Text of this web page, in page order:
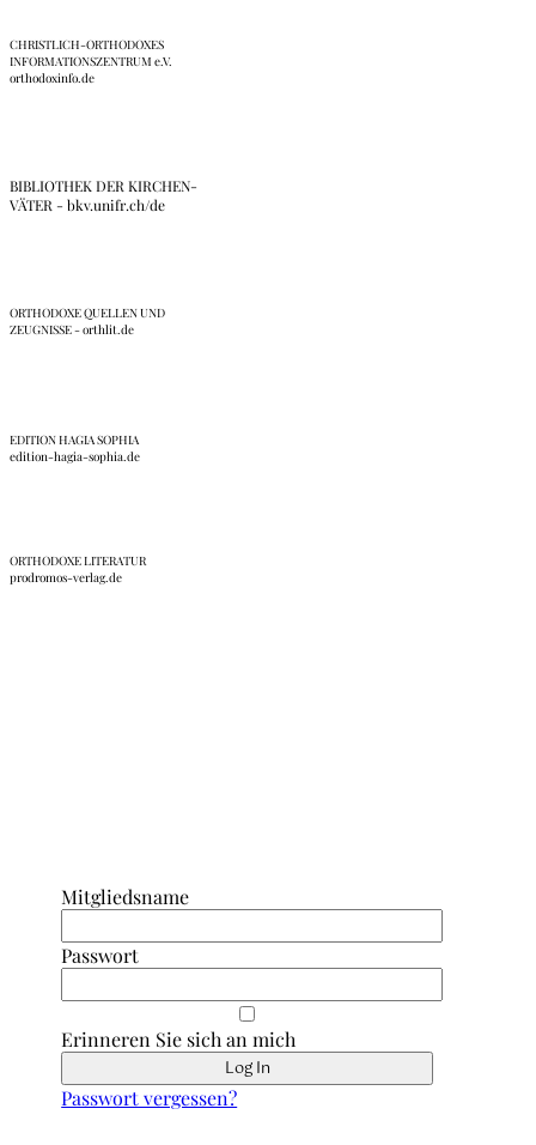
CHRISTLICH-ORTHODOXES
INFORMATIONSZENTRUM e.V.
orthodoxinfo.de
BIBLIOTHEK DER KIRCHEN-
VÄTER - bkv.unifr.ch/de
ORTHODOXE QUELLEN UND
ZEUGNISSE - orthlit.de
EDITION HAGIA SOPHIA
edition-hagia-sophia.de
ORTHODOXE LITERATUR
prodromos-verlag.de
Mitgliedsname
Passwort
Erinneren Sie sich an mich
Passwort vergessen?